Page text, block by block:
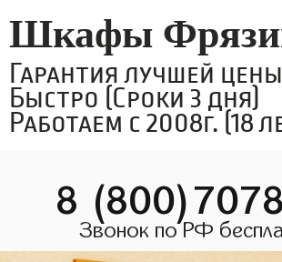
Шкафы
Гарантия лучшей цены
Быстро (Сроки 3 дня)
Работаем с 2008г. (18
8
Звонок по РФ